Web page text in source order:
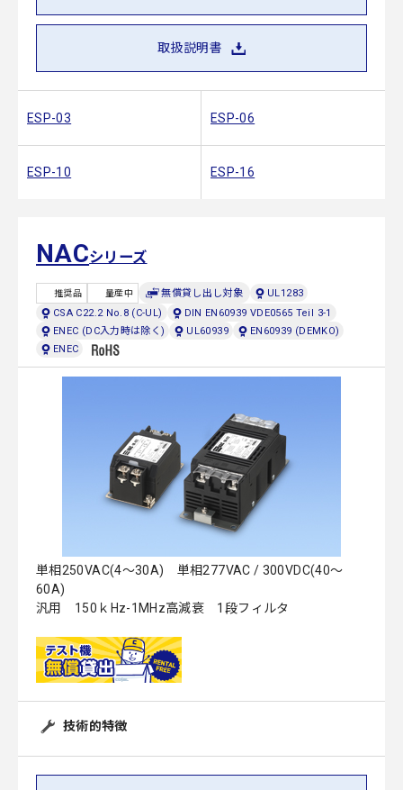
取扱説明書
ESP-03 ESP-06
ESP-10 ESP-16
NACシリーズ
推奨品 量産中 無償貸し出し対象
UL1283
CSA C22.2 No.8 (C-UL)
DIN EN60939 VDE0565 Teil 3-1
ENEC (DC入力時は除く)
UL60939
EN60939 (DEMKO)
ENEC
単相250VAC(4～30A) 単相277VAC / 300VDC(40～
60A)
汎用 150ｋHz-1MHz高減衰 1段フィルタ
技術的特徴